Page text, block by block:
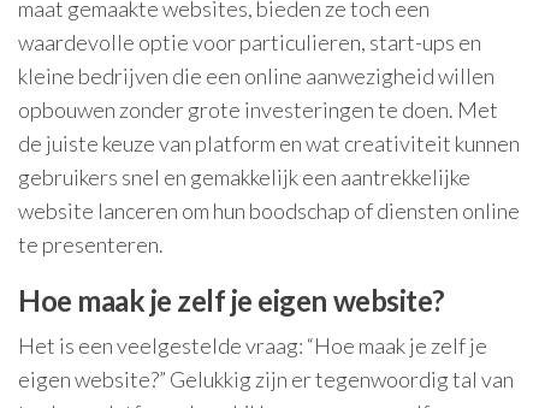
maat gemaakte websites, bieden ze toch een
waardevolle optie voor particulieren, start-ups en
kleine bedrijven die een online aanwezigheid willen
opbouwen zonder grote investeringen te doen. Met
de juiste keuze van platform en wat creativiteit kunnen
gebruikers snel en gemakkelijk een aantrekkelijke
website lanceren om hun boodschap of diensten online
te presenteren.
Hoe maak je zelf je eigen website?
Het is een veelgestelde vraag: “Hoe maak je zelf je
eigen website?” Gelukkig zijn er tegenwoordig tal van